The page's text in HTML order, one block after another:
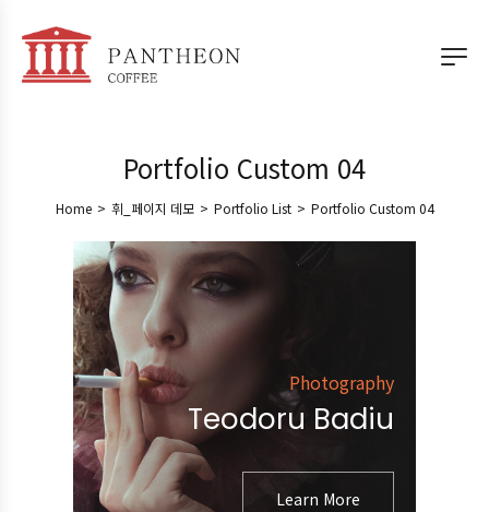
Portfolio Custom 04
Home > 휘_페이지 데모 > Portfolio List > Portfolio Custom 04
Photography
Teodoru Badiu
Learn More